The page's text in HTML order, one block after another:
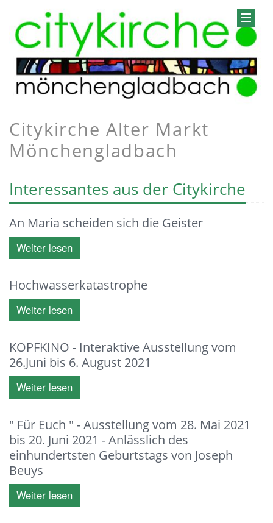
Citykirche Alter Markt
Mönchengladbach
Interessantes aus der Citykirche
An Maria scheiden sich die Geister
Weiter lesen
Hochwasserkatastrophe
Weiter lesen
KOPFKINO - Interaktive Ausstellung vom
26.Juni bis 6. August 2021
Weiter lesen
" Für Euch " - Ausstellung vom 28. Mai 2021
bis 20. Juni 2021 - Anlässlich des
einhundertsten Geburtstags von Joseph
Beuys
Weiter lesen